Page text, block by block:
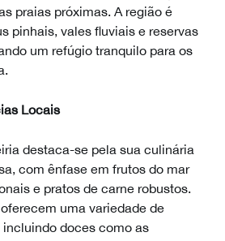
praias próximas. A região é
pinhais, vales fluviais e reservas
um refúgio tranquilo para os
Locais
destaca-se pela sua culinária
com ênfase em frutos do mar
e pratos de carne robustos.
uma variedade de
incluindo doces como as